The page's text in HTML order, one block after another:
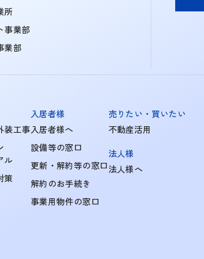
所
事業部
業部
装工事
ル
策
入居者様
入居者様へ
設備等の窓口
更新・解約等の窓口
解約のお手続き
事業用物件の窓口
売りたい・買いたい
不動産活用
法人様
法人様へ